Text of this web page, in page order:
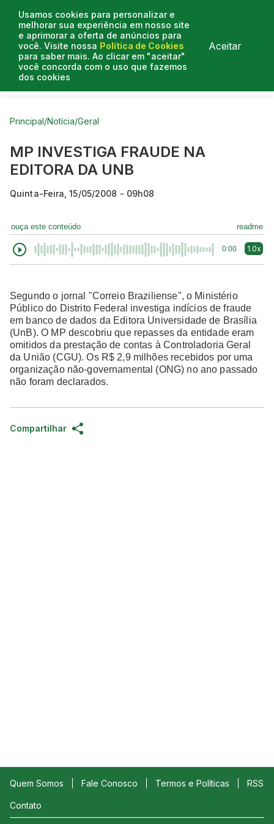
Usamos cookies para personalizar e
melhorar sua experiência em nosso site
e aprimorar a oferta de anúncios para
você. Visite nossa Política de Cookies
para saber mais. Ao clicar em "aceitar"
você concorda com o uso que fazemos
dos cookies
Aceitar
Curtas do Poder
Principal/Notícia/Geral
MP INVESTIGA FRAUDE NA
EDITORA DA UNB
Quinta-Feira, 15/05/2008 - 09h08
ouça este conteúdo readme
0:00 1.0x
Segundo o jornal "Correio Braziliense", o Ministério
Público do Distrito Federal investiga indícios de fraude
em banco de dados da Editora Universidade de Brasília
(UnB). O MP descobriu que repasses da entidade eram
omitidos da prestação de contas à Controladoria Geral
da União (CGU). Os R$ 2,9 milhões recebidos por uma
organização não-governamental (ONG) no ano passado
não foram declarados.
Compartilhar
Quem Somos Fale Conosco Termos e Políticas RSS
Contato